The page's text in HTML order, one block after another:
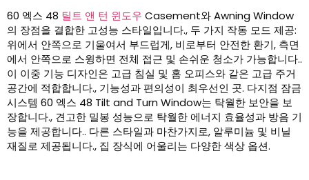
60 엑스 48 틸트 앤 턴 윈도우 Casement와 Awning Window
의 장점을 결합한 고성능 스타일입니다., 두 가지 작동 모드 제공:
위에서 안쪽으로 기울여서 부드럽게, 비로부터 안전한 환기, 측면
에서 안쪽으로 스윙하면 전체 접근 및 손쉬운 청소가 가능합니다..
이 이중 기능 디자인은 고급 침실 및 홈 오피스와 같은 고급 주거
공간에 적합합니다., 기능성과 편의성이 최우선인 곳. 다지점 잠금
시스템 60 엑스 48 Tilt and Turn Window는 탁월한 보안을 보
장합니다., 견고한 밀봉 성능으로 탁월한 에너지 효율성과 방음 기
능을 제공합니다.. 다른 스타일과 마찬가지로, 알루미늄 및 비닐
재질로 제공됩니다., 집 장식에 어울리는 다양한 색상 옵션.